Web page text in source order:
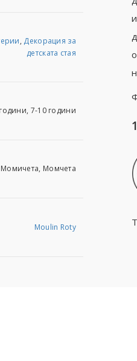
, Декорация за
детската стая
7-10 години
Момичета, Момчета
Moulin Roty